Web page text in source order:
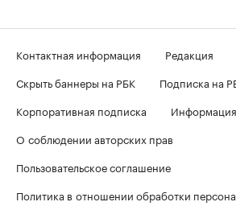
Контактная информация
Редакция
Скрыть баннеры на РБК
Подписка на
Корпоративная подписка
О соблюдении авторских прав
Пользовательское соглашение
Политика в отношении обработки